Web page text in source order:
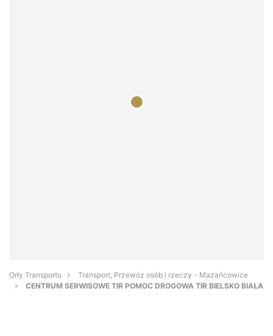
Orły Transportu
Transport, Przewóz osób i rzeczy - Mazańcowice
CENTRUM SERWISOWE TIR POMOC DROGOWA TIR BIELSKO BIAŁA